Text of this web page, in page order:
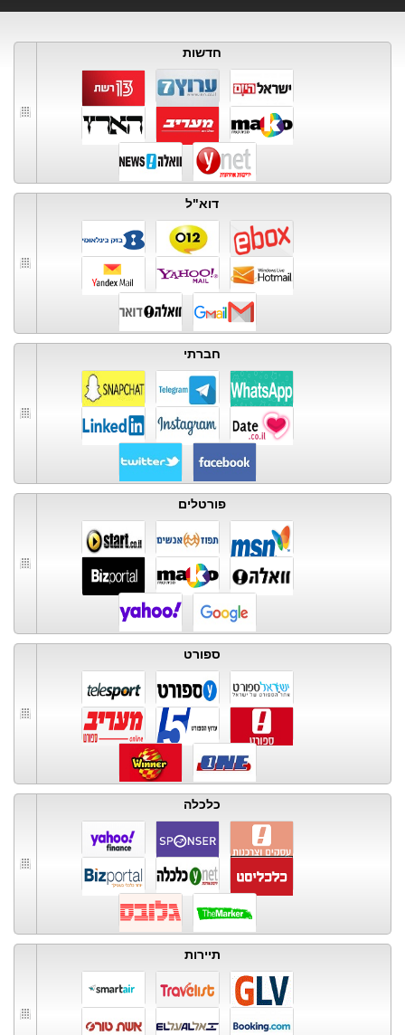
חדשות
דוא"ל
חברתי
פורטלים
ספורט
כלכלה
תיירות